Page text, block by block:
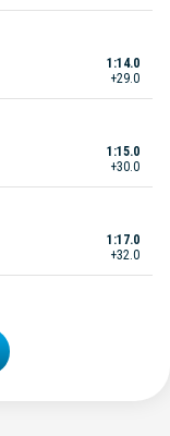
1:14.0
+29.0
1:15.0
+30.0
1:17.0
+32.0